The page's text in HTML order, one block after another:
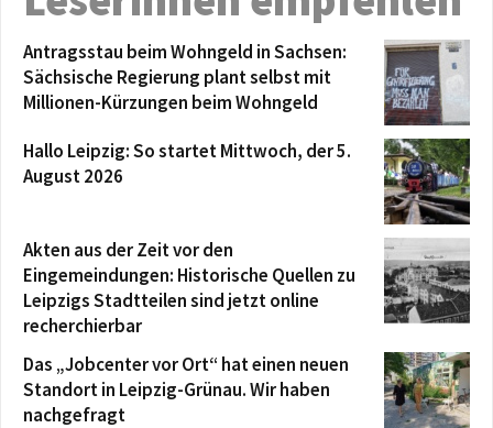
Antragsstau beim Wohngeld in Sachsen:
Sächsische Regierung plant selbst mit
Millionen-Kürzungen beim Wohngeld
Hallo Leipzig: So startet Mittwoch, der 5.
August 2026
Akten aus der Zeit vor den
Eingemeindungen: Historische Quellen zu
Leipzigs Stadtteilen sind jetzt online
recherchierbar
Das „Jobcenter vor Ort“ hat einen neuen
Standort in Leipzig-Grünau. Wir haben
nachgefragt